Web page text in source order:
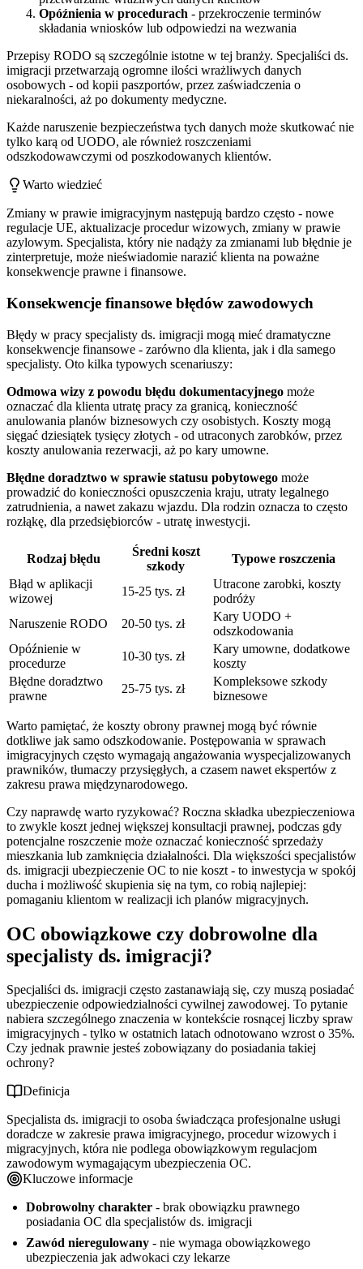
Opóźnienia w procedurach - przekroczenie terminów
składania wniosków lub odpowiedzi na wezwania
Przepisy RODO są szczególnie istotne w tej branży. Specjaliści ds.
imigracji przetwarzają ogromne ilości wrażliwych danych
osobowych - od kopii paszportów, przez zaświadczenia o
niekaralności, aż po dokumenty medyczne.
Każde naruszenie bezpieczeństwa tych danych może skutkować nie
tylko karą od UODO, ale również roszczeniami
odszkodowawczymi od poszkodowanych klientów.
Warto wiedzieć
Zmiany w prawie imigracyjnym następują bardzo często - nowe
regulacje UE, aktualizacje procedur wizowych, zmiany w prawie
azylowym. Specjalista, który nie nadąży za zmianami lub błędnie je
zinterpretuje, może nieświadomie narazić klienta na poważne
konsekwencje prawne i finansowe.
Konsekwencje finansowe błędów zawodowych
Błędy w pracy specjalisty ds. imigracji mogą mieć dramatyczne
konsekwencje finansowe - zarówno dla klienta, jak i dla samego
specjalisty. Oto kilka typowych scenariuszy:
Odmowa wizy z powodu błędu dokumentacyjnego może
oznaczać dla klienta utratę pracy za granicą, konieczność
anulowania planów biznesowych czy osobistych. Koszty mogą
sięgać dziesiątek tysięcy złotych - od utraconych zarobków, przez
koszty anulowania rezerwacji, aż po kary umowne.
Błędne doradztwo w sprawie statusu pobytowego może
prowadzić do konieczności opuszczenia kraju, utraty legalnego
zatrudnienia, a nawet zakazu wjazdu. Dla rodzin oznacza to często
rozłąkę, dla przedsiębiorców - utratę inwestycji.
Rodzaj błędu
Średni koszt
szkody
Typowe roszczenia
Błąd w aplikacji
wizowej
15-25 tys. zł
Utracone zarobki, koszty
podróży
Naruszenie RODO
20-50 tys. zł
Kary UODO +
odszkodowania
Opóźnienie w
procedurze
10-30 tys. zł
Kary umowne, dodatkowe
koszty
Błędne doradztwo
prawne
25-75 tys. zł
Kompleksowe szkody
biznesowe
Warto pamiętać, że koszty obrony prawnej mogą być równie
dotkliwe jak samo odszkodowanie. Postępowania w sprawach
imigracyjnych często wymagają angażowania wyspecjalizowanych
prawników, tłumaczy przysięgłych, a czasem nawet ekspertów z
zakresu prawa międzynarodowego.
Czy naprawdę warto ryzykować? Roczna składka ubezpieczeniowa
to zwykle koszt jednej większej konsultacji prawnej, podczas gdy
potencjalne roszczenie może oznaczać konieczność sprzedaży
mieszkania lub zamknięcia działalności. Dla większości specjalistów
ds. imigracji ubezpieczenie OC to nie koszt - to inwestycja w spokój
ducha i możliwość skupienia się na tym, co robią najlepiej:
pomaganiu klientom w realizacji ich planów migracyjnych.
OC obowiązkowe czy dobrowolne dla
specjalisty ds. imigracji?
Specjaliści ds. imigracji często zastanawiają się, czy muszą posiadać
ubezpieczenie odpowiedzialności cywilnej zawodowej. To pytanie
nabiera szczególnego znaczenia w kontekście rosnącej liczby spraw
imigracyjnych - tylko w ostatnich latach odnotowano wzrost o 35%.
Czy jednak prawnie jesteś zobowiązany do posiadania takiej
ochrony?
Definicja
Specjalista ds. imigracji to osoba świadcząca profesjonalne usługi
doradcze w zakresie prawa imigracyjnego, procedur wizowych i
migracyjnych, która nie podlega obowiązkowym regulacjom
zawodowym wymagającym ubezpieczenia OC.
Kluczowe informacje
Dobrowolny charakter - brak obowiązku prawnego
posiadania OC dla specjalistów ds. imigracji
Zawód nieregulowany - nie wymaga obowiązkowego
ubezpieczenia jak adwokaci czy lekarze